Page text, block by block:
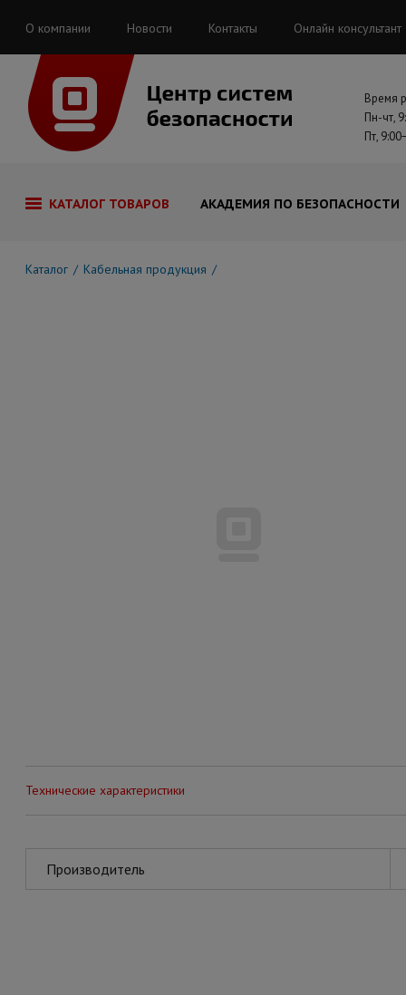
О компании Новости Контакты Онлайн консультант
Время
Пн-чт,
Пт,
КАТАЛОГ ТОВАРОВ АКАДЕМИЯ ПО БЕЗОПАСНОСТИ
Каталог Кабельная продукция
Технические характеристики
Производитель